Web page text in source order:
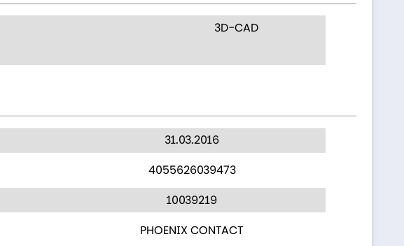
3D-CAD
31.03.2016
4055626039473
10039219
PHOENIX CONTACT